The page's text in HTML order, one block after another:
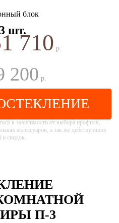
3 шт.710 р.
200 р.
в зависимости от выбора профиля,
аксессуаров, а так же действующих
и скидок.
П-3